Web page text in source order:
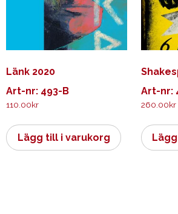
Länk 2020
Art-nr: 493-B
110.00kr
Lägg till i varukorg
Art-nr:
260.00kr